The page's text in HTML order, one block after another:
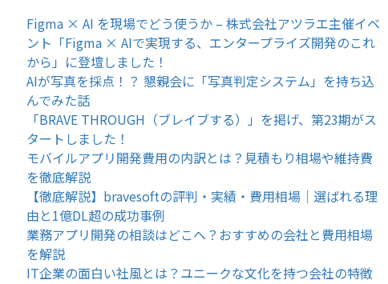
Figma × AI を現場でどう使うか – 株式会社アツラエ主催イベ
ント「Figma × AIで実現する、エンタープライズ開発のこれ
から」に登壇しました！
AIが写真を採点！？ 懇親会に「写真判定システム」を持ち込
んでみた話
「BRAVE THROUGH（ブレイブする）」を掲げ、第23期がス
タートしました！
モバイルアプリ開発費用の内訳とは？見積もり相場や維持費
を徹底解説
【徹底解説】bravesoftの評判・実績・費用相場｜選ばれる理
由と1億DL超の成功事例
業務アプリ開発の相談はどこへ？おすすめの会社と費用相場
を解説
IT企業の面白い社風とは？ユニークな文化を持つ会社の特徴